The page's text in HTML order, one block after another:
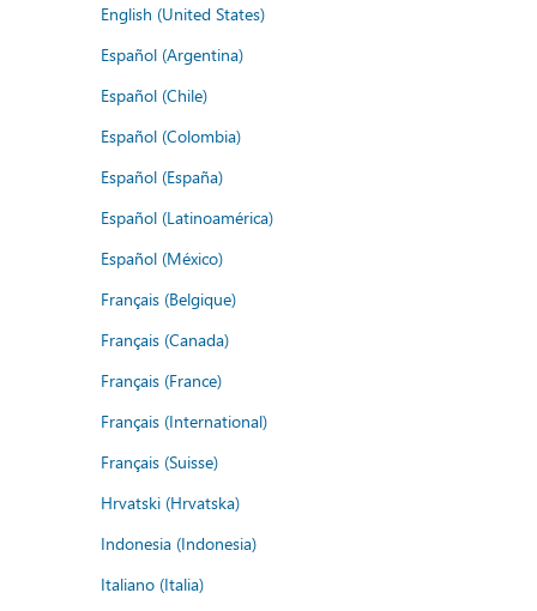
English (United States)
Español (Argentina)
Español (Chile)
Español (Colombia)
Español (España)
Español (Latinoamérica)
Español (México)
Français (Belgique)
Français (Canada)
Français (France)
Français (International)
Français (Suisse)
Hrvatski (Hrvatska)
Indonesia (Indonesia)
Italiano (Italia)